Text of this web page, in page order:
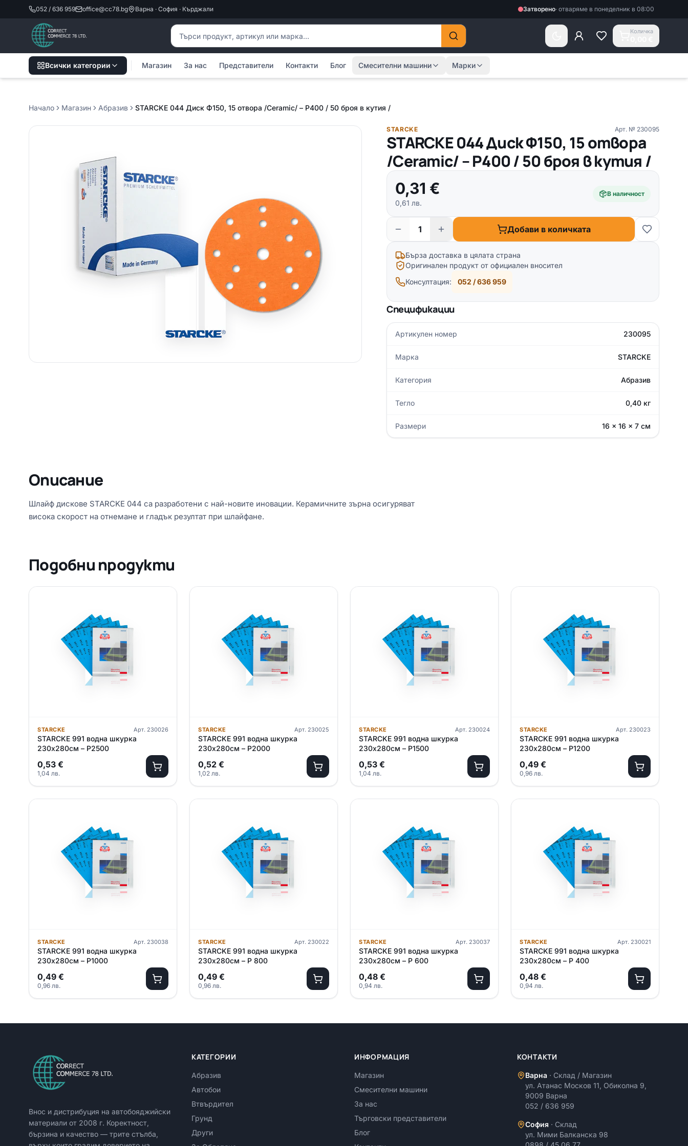
052 / 636 959 office@cc78.bg Варна · София · Кърджали Затворено· отваряме в понеделник в 08:00
Търсене на продукти
Количка
Всички категории Магазин За нас Представители Контакти Блог Смесителни машини Марки
Начало Магазин Абразив STARCKE 044 Диск Ф150, 15 отвора /Ceramic/ – Р400 / 50 броя в кутия /
STARCKE Арт. № 230095
STARCKE 044 Диск Ф150, 15 отвора
/Ceramic/ – Р400 / 50 броя в кутия /
0,31 €
0,61 лв.
В наличност
Добави в количката
Бърза доставка в цялата страна
Оригинален продукт от официален вносител
Консултация:
052 / 636 959
Спецификации
Артикулен номер 230095
Марка STARCKE
Категория Абразив
Тегло 0,40 кг
Размери 16 × 16 × 7 см
Описание
Шлайф дискове STARCKE 044 са разработени с най-новите иновации. Керамичните зърна осигуряват
висока скорост на отнемане и гладък резултат при шлaйфане.
Подобни продукти
STARCKE Арт. 230026
STARCKE 991 водна шкурка
230х280см – P2500
0,53 €
1,04 лв.
STARCKE Арт. 230025
STARCKE 991 водна шкурка
230х280см – P2000
0,52 €
1,02 лв.
STARCKE Арт. 230024
STARCKE 991 водна шкурка
230х280см – P1500
0,53 €
1,04 лв.
STARCKE Арт. 230023
STARCKE 991 водна шкурка
230х280см – P1200
0,49 €
0,96 лв.
STARCKE Арт. 230038
STARCKE 991 водна шкурка
230х280см – P1000
0,49 €
0,96 лв.
STARCKE Арт. 230022
STARCKE 991 водна шкурка
230х280см – P 800
0,49 €
0,96 лв.
STARCKE Арт. 230037
STARCKE 991 водна шкурка
230х280см – P 600
0,48 €
0,94 лв.
STARCKE Арт. 230021
STARCKE 991 водна шкурка
230х280см – P 400
0,48 €
0,94 лв.
Внос и дистрибуция на автобояджийски
материали от 2008 г. Коректност,
бързина и качество — трите стълба,
КАТЕГОРИИ
Абразив
Автобои
Втвърдител
Грунд
Други
ИНФОРМАЦИЯ
Магазин
Смесителни машини
За нас
Търговски представители
Блог
КОНТАКТИ
Варна · Склад / Магазин
ул. Атанас Москов 11, Обиколна 9,
9009 Варна
052 / 636 959
София · Склад
ул. Мими Балканска 98